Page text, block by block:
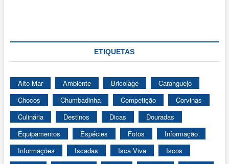
ETIQUETAS
Alto Mar Ambiente Bricolage
Caranguejo
Chocos
Chumbadinha Competição
Corvinas
Culinária
Destinos Dicas
Douradas
Equipamentos
Espécies Fotos
Informação
Informações
Iscadas Isca Viva
Iscos